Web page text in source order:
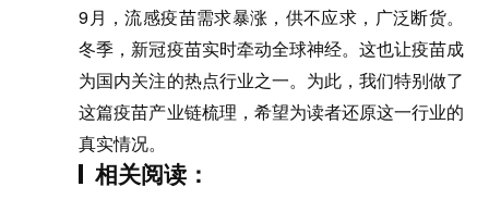
9月，流感疫苗需求暴涨，供不应求，广泛断货。
冬季，新冠疫苗实时牵动全球神经。这也让疫苗成
为国内关注的热点行业之一。为此，我们特别做了
这篇疫苗产业链梳理，希望为读者还原这一行业的
真实情况。
相关阅读：